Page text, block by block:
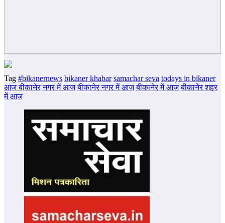
Tag #bikanernews bikaner khabar samachar seva todays in bikaner
आज बीकानेर नगर में आज बीकानेर नगर में आज बीकानेर में आज बीकानेर शहर
में आज